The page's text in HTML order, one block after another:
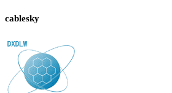
cablesky